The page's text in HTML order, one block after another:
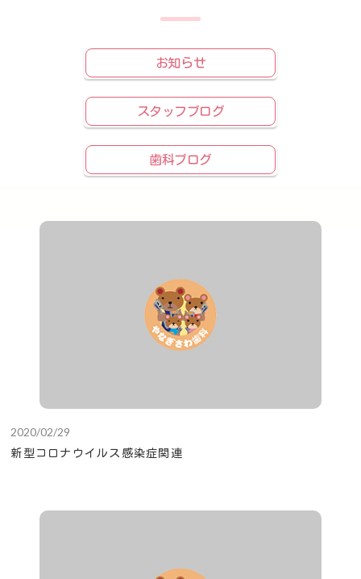
お知らせ
スタッフブログ
歯科ブログ
2020/02/29
新型コロナウイルス感染症関連